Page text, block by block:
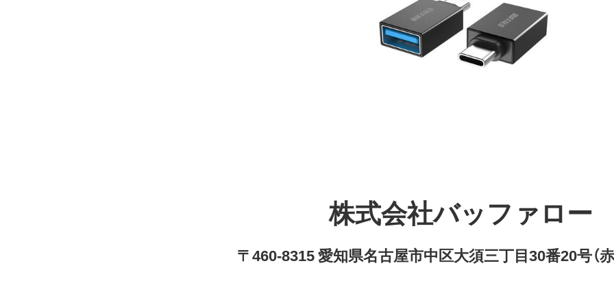
株式会社バッファロー
〒460-8315 愛知県名古屋市中区大須三丁目30番20号（